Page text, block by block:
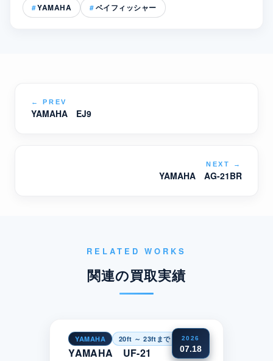
YAMAHA ベイフィッシャー
← PREV
YAMAHA EJ9
NEXT →
YAMAHA AG-21BR
RELATED WORKS
関連の買取実績
2026
07.18
YAMAHA 20ft ～ 23ftまで 近畿
YAMAHA UF-21